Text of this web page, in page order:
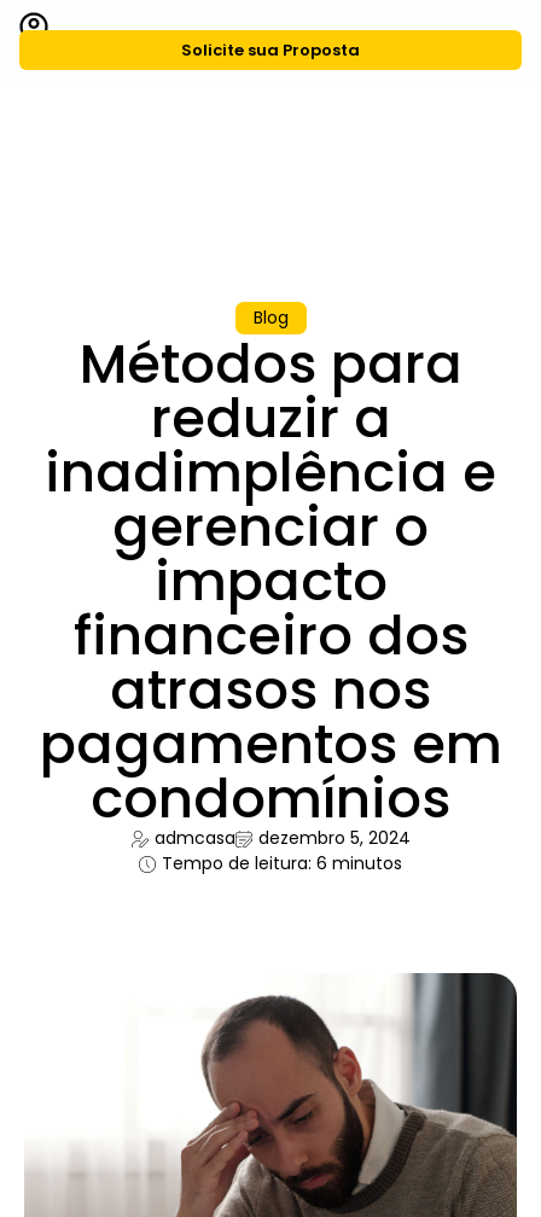
Solicite sua Proposta
Blog
Métodos para
reduzir a
inadimplência e
gerenciar o
impacto
financeiro dos
atrasos nos
pagamentos em
condomínios
admcasa
dezembro 5, 2024
Tempo de leitura: 6 minutos